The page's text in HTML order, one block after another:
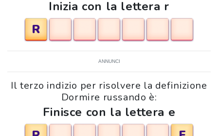
Inizia con la lettera r
R
ANNUNCI
Il terzo indizio per risolvere la definizione
Dormire russando è:
Finisce con la lettera e